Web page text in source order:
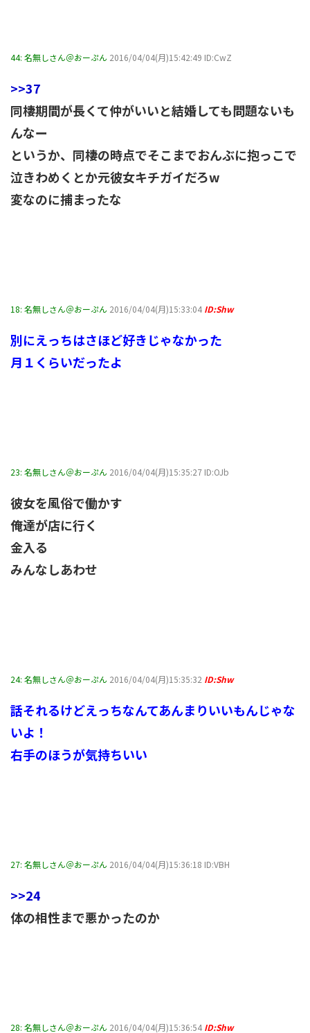
44: 名無しさん＠おーぷん 2016/04/04(月)15:42:49 ID:CwZ
>>37
同棲期間が長くて仲がいいと結婚しても問題ないも
んなー
というか、同棲の時点でそこまでおんぶに抱っこで
泣きわめくとか元彼女キチガイだろw
変なのに捕まったな
18: 名無しさん＠おーぷん 2016/04/04(月)15:33:04 ID:Shw
別にえっちはさほど好きじゃなかった
月１くらいだったよ
23: 名無しさん＠おーぷん 2016/04/04(月)15:35:27 ID:OJb
彼女を風俗で働かす
俺達が店に行く
金入る
みんなしあわせ
24: 名無しさん＠おーぷん 2016/04/04(月)15:35:32 ID:Shw
話それるけどえっちなんてあんまりいいもんじゃな
いよ！
右手のほうが気持ちいい
27: 名無しさん＠おーぷん 2016/04/04(月)15:36:18 ID:VBH
>>24
体の相性まで悪かったのか
28: 名無しさん＠おーぷん 2016/04/04(月)15:36:54 ID:Shw